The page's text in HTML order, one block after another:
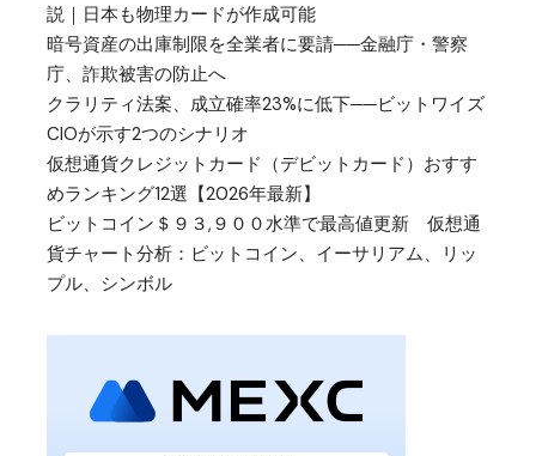
説｜日本も物理カードが作成可能
暗号資産の出庫制限を全業者に要請──金融庁・警察
庁、詐欺被害の防止へ
クラリティ法案、成立確率23%に低下──ビットワイズ
CIOが示す2つのシナリオ
仮想通貨クレジットカード（デビットカード）おすす
めランキング12選【2026年最新】
ビットコイン＄９３,９００水準で最高値更新 仮想通
貨チャート分析：ビットコイン、イーサリアム、リッ
プル、シンボル